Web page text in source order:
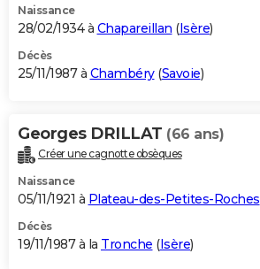
Naissance
28/02/1934 à Chapareillan (Isère)
Décès
25/11/1987 à Chambéry(Savoie)
Georges DRILLAT (66 ans)
Créer une cagnotte obsèques
Naissance
05/11/1921 à Plateau-des-Petites-Roches
Décès
19/11/1987 à la Tronche (Isère)